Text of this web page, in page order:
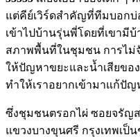
แต่คีย์เวิร์ดสำคัญที่ทีมบอกบ่
เข้าไปบ้านรุ่นพี่โดยที่เขามี
สภาพพื้นที่ในชุมชน การไม่
ให้ปัญหาขยะและน้ำเสียขอ
ทำให้เราอยากเข้ามาแก้ปั
ซึ่งชุมชนตรอกไผ่ ซอยจรัญ
แขวงบางขุนศรี กรุงเทพเป็